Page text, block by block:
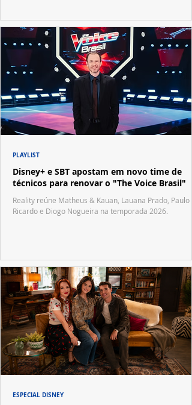
Disney+ e SBT apostam em novo time de
técnicos para renovar o "The Voice Brasil"
Reality reúne Matheus & Kauan, Lauana Prado, Paulo
Ricardo e Diogo Nogueira na temporada 2026.
PLAYLIST
ESPECIAL DISNEY